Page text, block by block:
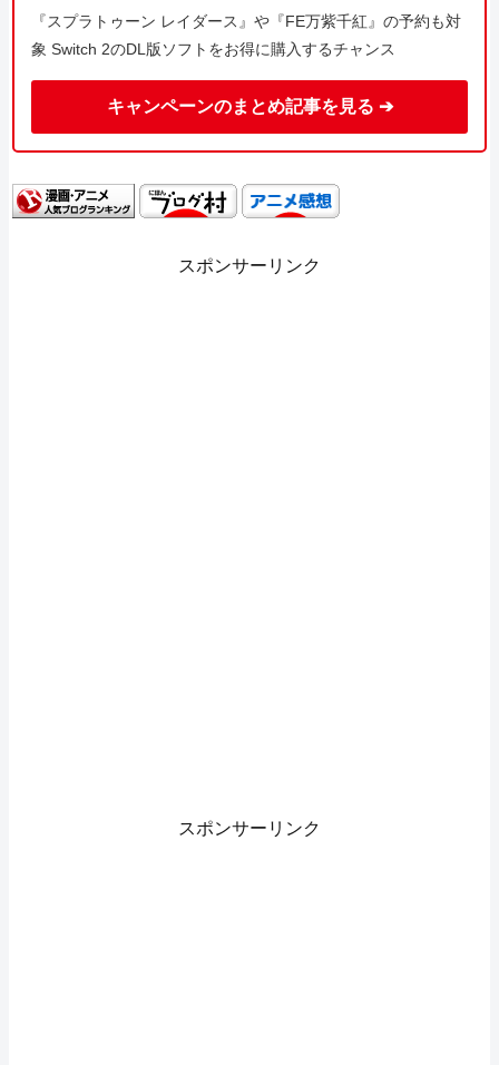
『スプラトゥーン レイダース』や『FE万紫千紅』の予約も対
象 Switch 2のDL版ソフトをお得に購入するチャンス
キャンペーンのまとめ記事を見る ➔
スポンサーリンク
スポンサーリンク